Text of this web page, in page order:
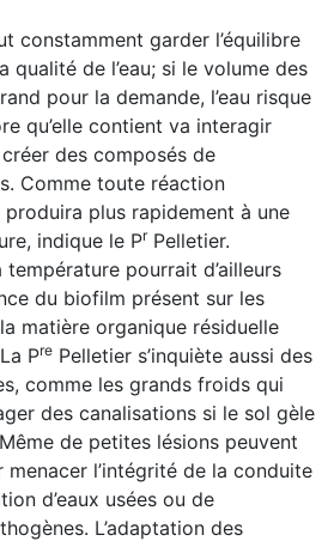
constamment garder l’équilibre
qualité de l’eau; si le volume des
pour la demande, l’eau risque
qu’elle contient va interagir
des composés de
Comme toute réaction
plus rapidement à une
indique le PrPelletier.
température pourrait d’ailleurs
du biofilm présent sur les
matière organique résiduelle
Pre Pelletier s’inquiète aussi des
comme les grands froids qui
des canalisations si le sol gèle
de petites lésions peuvent
l’intégrité de la conduite
d’eaux usées ou de
L’adaptation des